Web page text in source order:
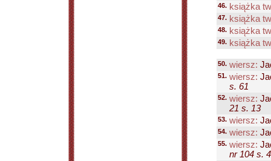
46. książka
47. książka
48. książka
49. książka
50. wiersz:
51. wiersz:
s. 61
52. wiersz:
21 s. 13
53. wiersz:
54. wiersz:
55. wiersz:
nr 104 s. 4